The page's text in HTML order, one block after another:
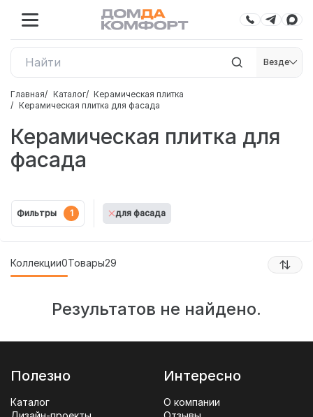
Везде
Главная Каталог
Керамическая плитка
Керамическая плитка для фасада
Керамическая плитка для
фасада
Фильтры 1 для фасада
Коллекции0Товары29
Результатов не найдено.
Полезно
Каталог
Интересно
О компании